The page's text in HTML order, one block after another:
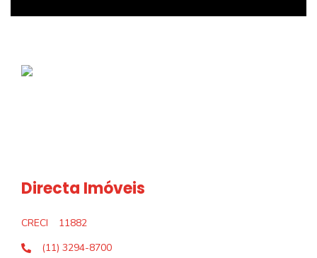
Directa Imóveis
CRECI
11882
(11) 3294-8700